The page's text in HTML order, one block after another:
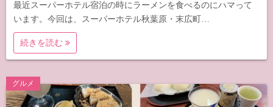
最近スーパーホテル宿泊の時にラーメンを食べるのにハマって
います。今回は、スーパーホテル秋葉原・末広町…
続きを読む
グルメ